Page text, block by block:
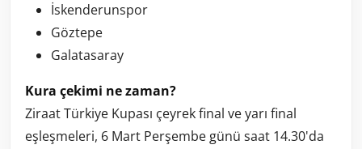
İskenderunspor
Göztepe
Galatasaray
Kura çekimi ne zaman?
Ziraat Türkiye Kupası çeyrek final ve yarı final
eşleşmeleri, 6 Mart Perşembe günü saat 14.30'da